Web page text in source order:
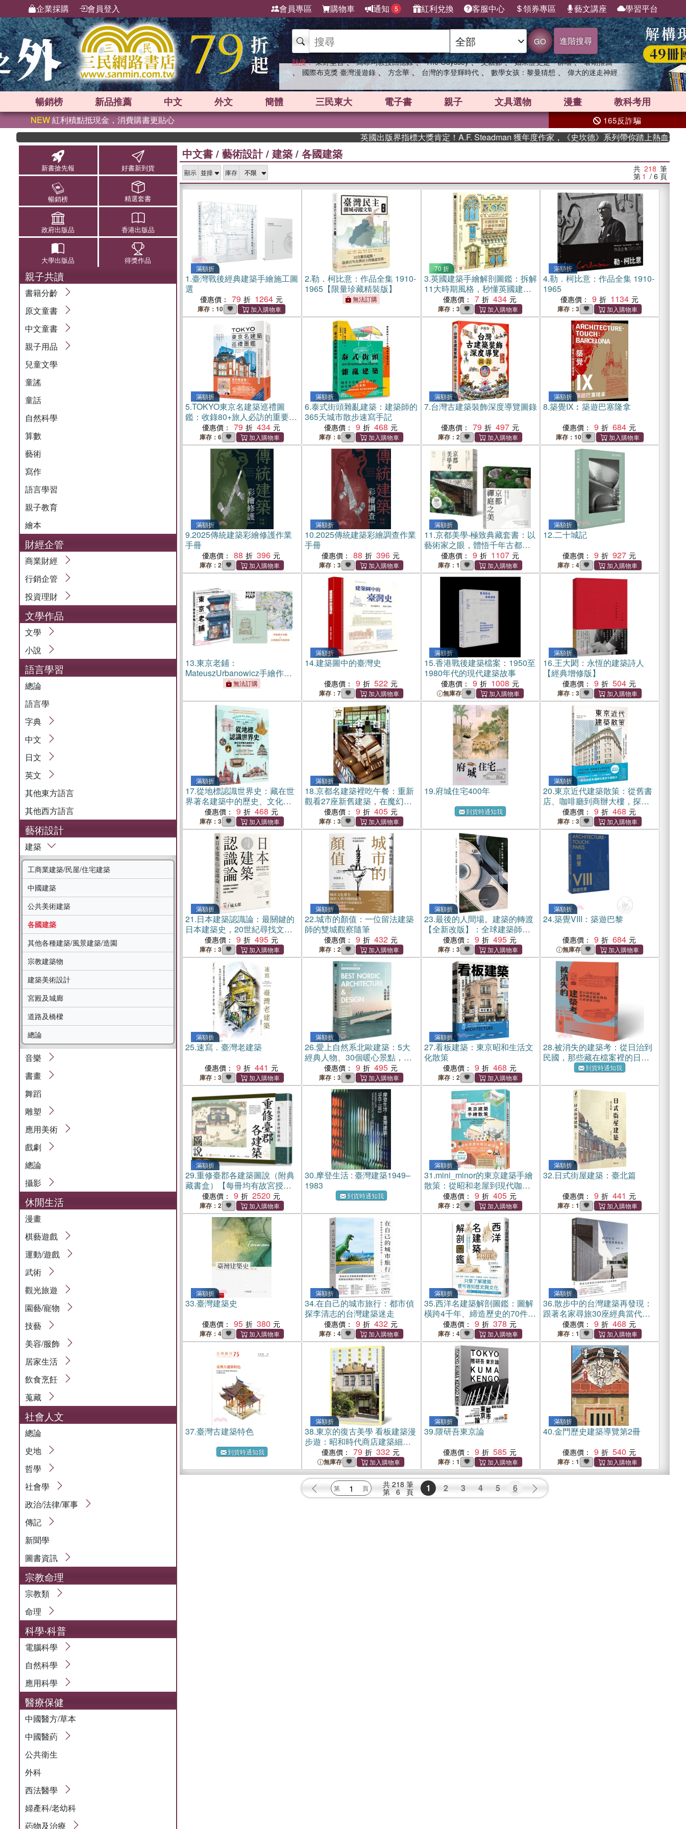
企業採購 會員登入 會員專區 購物車 通知 5 紅利兌換 客服中心 領券專區 藝文講座 學習平台
GO 進階搜尋
熱搜： 東野圭吾 、 高希均教授回憶錄 、 The Odyssey 、 父親節 、 如果歷史是一群喵 、 暑期推薦
、 國際布克獎 臺灣漫遊錄 、 方念華 、 台灣的李登輝時代 、 數學女孩：黎曼猜想 、 偉大的迷走神經
暢銷榜 新品推薦 中文 外文 簡體 三民東大 電子書 親子 文具選物 漫畫 教科考用
NEW紅利積點抵現金，消費購書更貼心 165反詐騙
英國出版界指標大獎肯定！A.F. Steadman 獲年度作家，《史坎德》系列帶你踏上熱血奇幻旅程
新書搶先報 好書新到貨
暢銷榜 精選套書
政府出版品 香港出版品
大學出版品 得獎作品
親子共讀
書籍分齡
原文童書
中文童書
親子用品
兒童文學
童謠
童話
自然科學
算數
藝術
寫作
語言學習
親子教育
繪本
財經企管
商業財經
行銷企管
投資理財
文學作品
文學
小說
語言學習
總論
語言學
字典
中文
日文
英文
其他東方語言
其他西方語言
藝術設計
建築
工商業建築/民屋/住宅建築
中國建築
公共美術建築
各國建築
其他各種建築/風景建築/造園
宗教建築物
建築美術設計
宮殿及城廊
道路及橋樑
總論
音樂
書畫
舞蹈
雕塑
應用美術
戲劇
總論
攝影
休閒生活
漫畫
棋藝遊戲
運動/遊戲
武術
觀光旅遊
園藝/寵物
技藝
美容/服飾
居家生活
飲食烹飪
蒐藏
社會人文
總論
史地
哲學
社會學
政治/法律/軍事
傳記
新聞學
圖書資訊
宗教命理
宗教類
命理
科學‧科普
電腦科學
自然科學
應用科學
醫療保健
中國醫方/草本
中國醫葯
公共衛生
外科
西法醫學
婦產科/老幼科
葯物及治療
中文書 / 藝術設計/ 建築 / 各國建築
顯示 庫存 共 218 筆
第 1 / 6 頁
滿額折
1.臺灣戰後經典建築手繪施工圖
選
優惠價： 79 1264
庫存：10
2.勒．柯比意：作品全集 1910-
1965【限量珍藏精裝版】
無法訂購
70 折
3.英國建築手繪解剖圖鑑：拆解
11大時期風格，秒懂英國建築
的關鍵細部與裝飾語法
優惠價： 7 434
庫存：3
滿額折
4.勒．柯比意：作品全集 1910-
1965
優惠價： 9 1134
庫存：3
滿額折
5.TOKYO東京名建築巡禮圖
鑑：收錄80+旅人必訪的重要文
化財與國寶，從江戶懷舊到現
代摩登，感受東京百年的多樣
面貌
優惠價： 79 434
庫存：6
滿額折
6.泰式街頭雜亂建築：建築師的
365天城市散步速寫手記
優惠價： 9 468
庫存：8
滿額折
7.台灣古建築裝飾深度導覽圖錄
優惠價： 79 497
庫存：2
滿額折
8.築覺IX︰築遊巴塞隆拿
優惠價： 9 684
庫存：10
滿額折
9.2025傳統建築彩繪修護作業
手冊
優惠價： 88 396
庫存：2
滿額折
10.2025傳統建築彩繪調查作業
手冊
優惠價： 88 396
庫存：3
滿額折
11.京都美學‧極致典藏套書：以
藝術家之眼，體悟千年古都的
生活美學意蘊（全2冊）
優惠價： 9 1107
庫存：1
滿額折
12.二十城記
優惠價： 9 927
庫存：4
13.東京老鋪：
MateuszUrbanowicz手繪作品
集【暢銷紀念版】【特製書衣
無法訂購
滿額折
14.建築圖中的臺灣史
優惠價： 9 522
庫存：7
滿額折
15.香港戰後建築檔案：1950至
1980年代的現代建築故事
優惠價： 9 1008
無庫存
滿額折
16.王大閎：永恆的建築詩人
【經典增修版】
優惠價： 9 504
庫存：3
滿額折
17.從地標認識世界史：藏在世
界著名建築中的歷史、文化與
優惠價： 9 468
庫存：3
滿額折
18.京都名建築裡吃午餐：重新
觀看27座新舊建築，在魔幻空
間裡用餐穿梭時光
優惠價： 9 405
庫存：3
19.府城住宅400年
到貨時通知我
滿額折
20.東京近代建築散策：從舊書
店、咖啡廳到商辦大樓，探索
橫跨百年記憶的建築130選
優惠價： 9 468
庫存：3
滿額折
21.日本建築認識論：最關鍵的
日本建築史，20世紀尋找文化
識別的覺醒與奮起之路
優惠價： 9 495
庫存：3
滿額折
22.城市的顏值：一位留法建築
師的雙城觀察隨筆
優惠價： 9 432
庫存：2
滿額折
23.最後的人間場。建築的轉渡
【全新改版】：全球建築師用
告別來探討生命的建築詩篇
優惠價： 9 495
庫存：3
滿額折
24.築覺VIII：築遊巴黎
優惠價： 9 684
無庫存
滿額折
25.速寫．臺灣老建築
優惠價： 9 441
庫存：3
滿額折
26.愛上自然系北歐建築：5大
經典人物、30個暖心景點，自
然建築&設計美學的療癒紀行
優惠價： 9 495
庫存：3
滿額折
27.看板建築：東京昭和生活文
化散策
優惠價： 9 468
庫存：2
28.被消失的建築考：從日治到
民國，那些藏在檔案裡的日產
建築20帖
到貨時通知我
滿額折
29.重修臺郡各建築圖說（附典
藏書盒）【每冊均有故宮授權
雷射防偽標籤】
優惠價： 9 2520
庫存：2
30.摩登生活 : 臺灣建築1949–
1983
到貨時通知我
滿額折
31.mini_minor的東京建築手繪
散策：從昭和老屋到現代咖啡
舘，透過人氣手帳家/一級建築
師視角，一窺東京7大區建築魅
力
優惠價： 9 405
庫存：2
滿額折
32.日式街屋建築：臺北篇
優惠價： 9 441
庫存：1
滿額折
33.臺灣建築史
優惠價： 95 380
庫存：4
滿額折
34.在自己的城市旅行：都市偵
探李清志的台灣建築迷走
優惠價： 9 432
庫存：4
滿額折
35.西洋名建築解剖圖鑑：圖解
橫跨4千年、締造歷史的70件名
優惠價： 9 378
庫存：4
滿額折
36.散步中的台灣建築再發現：
跟著名家尋旅30座經典當代前
衛建築優惠價： 9 468
庫存：1
37.臺灣古建築特色
到貨時通知我
滿額折
38.東京的復古美學 看板建築漫
步遊：昭和時代商店建築細
節，自由又細膩！
優惠價： 79 332
無庫存
滿額折
39.隈研吾東京論
優惠價： 9 585
庫存：1
滿額折
40.金門歷史建築導覽第2冊
優惠價： 9 540
庫存：1
共 218 筆
第 6 頁 1 2 3 4 5 6